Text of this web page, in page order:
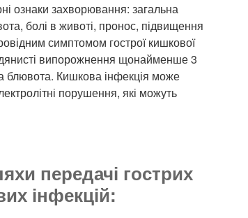
ознаки захворювання: загальна
болі в животі, пронос, підвищення
симптомом гострої кишкової
випорожнення щонайменше 3
блювота. Кишкова інфекція може
порушення, які можуть
передачі гострих
інфекцій: